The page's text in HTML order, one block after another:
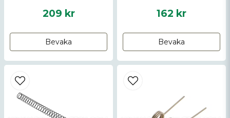
Springs Kit for AR-15
209 kr
Bevaka
for AR-15
162 kr
Bevaka